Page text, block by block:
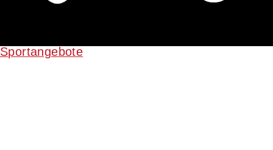
Sportangebote